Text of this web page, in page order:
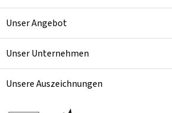
Unser Angebot
Unser Unternehmen
Unsere Auszeichnungen